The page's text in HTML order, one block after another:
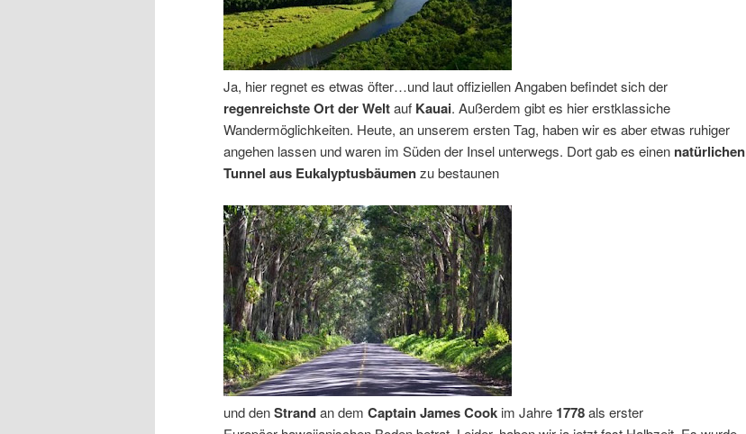
Ja, hier regnet es etwas öfter…und laut offiziellen Angaben befindet sich der
regenreichste Ort der Weltauf Kauai. Außerdem gibt es hier erstklassiche
Wandermöglichkeiten. Heute, an unserem ersten Tag, haben wir es aber etwas ruhiger
angehen lassen und waren im Süden der Insel unterwegs. Dort gab es einen natürlichen
Tunnel aus Eukalyptusbäumenzu bestaunen
und denStrandan dem Captain James Cook im Jahre 1778als erster